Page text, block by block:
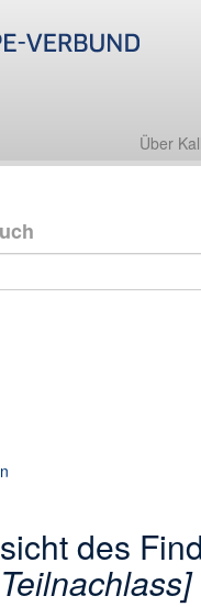
Über
des
Teilnachlass]